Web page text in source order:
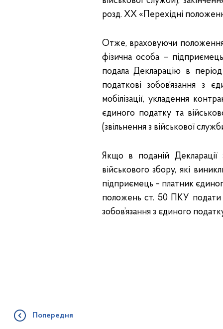
розд. XX «Перехідні
Отже, враховуючи
фізична особа –
подала Декларацію в
податкові зобов’язання з
мобілізації, укладення
єдиного податку та
(звільнення з військової
Якщо в поданій Декларації
військового збору, які
підприємець – платник
положень ст. 50 ПКУ подати
зобов’язання з єдиного
Попередня